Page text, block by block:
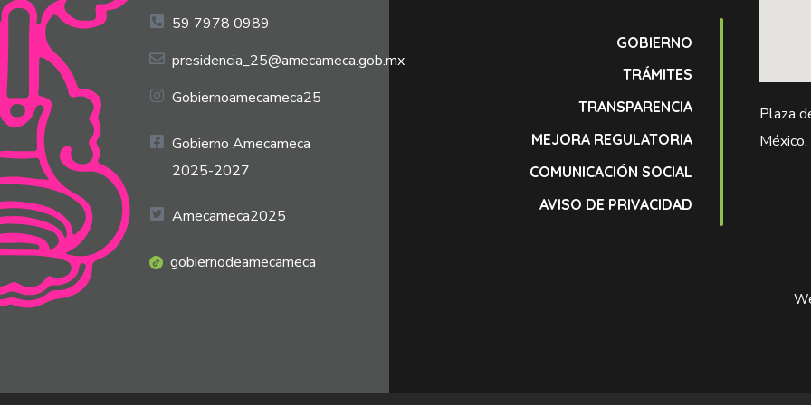
59 7978 0989
presidencia_25@amecameca.gob.mx
Gobiernoamecameca25
Gobierno Amecameca
2025-2027
Amecameca2025
gobiernodeamecameca
GOBIERNO
TRÁMITES
TRANSPARENCIA
MEJORA REGULATORIA
COMUNICACIÓN SOCIAL
AVISO DE PRIVACIDAD
Plaza